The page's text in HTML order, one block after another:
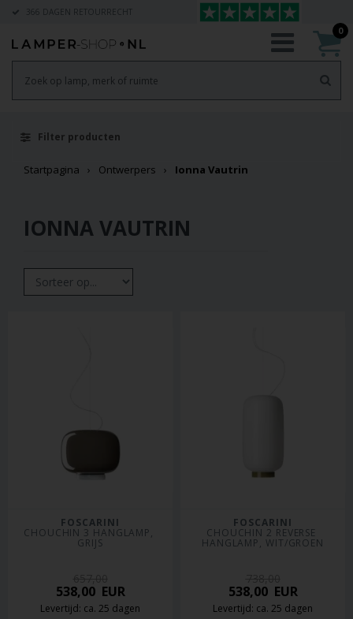
366 DAGEN RETOURRECHT
0
Filter producten
Startpagina Ontwerpers Ionna Vautrin
IONNA VAUTRIN
FOSCARINI
CHOUCHIN 3 HANGLAMP,
GRIJS
538,00EUR
Levertijd: ca. 25 dagen
FOSCARINI
CHOUCHIN 2 REVERSE
HANGLAMP, WIT/GROEN
538,00EUR
Levertijd: ca. 25 dagen